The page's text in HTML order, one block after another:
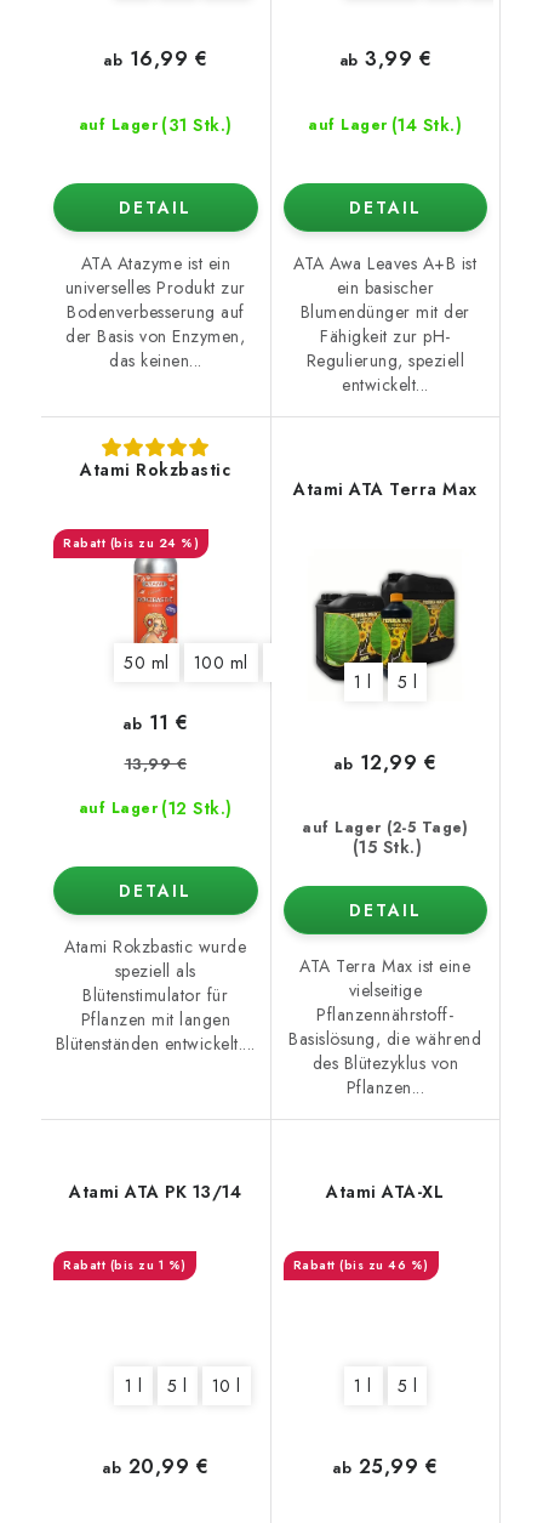
auf Lager (31 Stk.)
ab 16,99 €
DETAIL
ATA Atazyme ist ein
universelles Produkt zur
Bodenverbesserung auf
der Basis von Enzymen,
das keinen...
auf Lager (14 Stk.)
ab 3,99 €
DETAIL
ATA Awa Leaves A+B ist
ein basischer
Blumendünger mit der
Fähigkeit zur pH-
Regulierung, speziell
entwickelt...
Atami Rokzbastic
(bis zu 24 %)
50 ml 100 ml 325 ml 1250 ml 5,5 l
auf Lager (12 Stk.)
ab 11 €
13,99 €
DETAIL
Atami Rokzbastic wurde
speziell als
Blütenstimulator für
Pflanzen mit langen
Blütenständen entwickelt....
Atami ATA Terra Max
1 l 5 l
auf Lager (2-5 Tage)
(15 Stk.)
ab 12,99 €
DETAIL
ATA Terra Max ist eine
vielseitige
Pflanzennährstoff-
Basislösung, die während
des Blütezyklus von
Pflanzen...
Atami ATA PK 13/14
(bis zu 1 %)
1 l 5 l 10 l
ab 20,99 €
Atami ATA-XL
(bis zu 46 %)
1 l 5 l
ab 25,99 €